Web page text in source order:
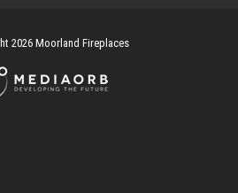
2026 Moorland Fireplaces